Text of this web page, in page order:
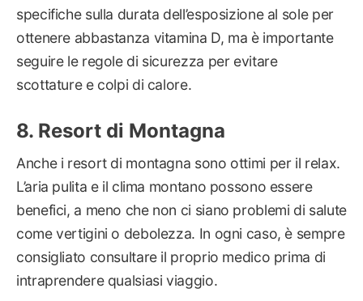
specifiche sulla durata dell’esposizione al sole per
ottenere abbastanza vitamina D, ma è importante
seguire le regole di sicurezza per evitare
scottature e colpi di calore.
Resort di Montagna
Anche i resort di montagna sono ottimi per il relax.
L’aria pulita e il clima montano possono essere
benefici, a meno che non ci siano problemi di salute
come vertigini o debolezza. In ogni caso, è sempre
consigliato consultare il proprio medico prima di
intraprendere qualsiasi viaggio.